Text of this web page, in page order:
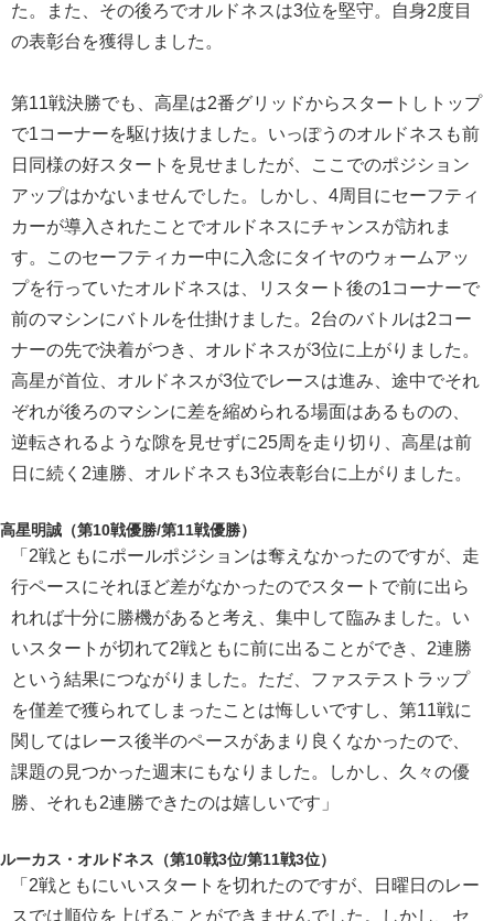
た。また、その後ろでオルドネスは3位を堅守。自身2度目
の表彰台を獲得しました。
第11戦決勝でも、高星は2番グリッドからスタートしトップ
で1コーナーを駆け抜けました。いっぽうのオルドネスも前
日同様の好スタートを見せましたが、ここでのポジション
アップはかないませんでした。しかし、4周目にセーフティ
カーが導入されたことでオルドネスにチャンスが訪れま
す。このセーフティカー中に入念にタイヤのウォームアッ
プを行っていたオルドネスは、リスタート後の1コーナーで
前のマシンにバトルを仕掛けました。2台のバトルは2コー
ナーの先で決着がつき、オルドネスが3位に上がりました。
高星が首位、オルドネスが3位でレースは進み、途中でそれ
ぞれが後ろのマシンに差を縮められる場面はあるものの、
逆転されるような隙を見せずに25周を走り切り、高星は前
日に続く2連勝、オルドネスも3位表彰台に上がりました。
高星明誠（第10戦優勝/第11戦優勝）
「2戦ともにポールポジションは奪えなかったのですが、走
行ペースにそれほど差がなかったのでスタートで前に出ら
れれば十分に勝機があると考え、集中して臨みました。い
いスタートが切れて2戦ともに前に出ることができ、2連勝
という結果につながりました。ただ、ファステストラップ
を僅差で獲られてしまったことは悔しいですし、第11戦に
関してはレース後半のペースがあまり良くなかったので、
課題の見つかった週末にもなりました。しかし、久々の優
勝、それも2連勝できたのは嬉しいです」
ルーカス・オルドネス（第10戦3位/第11戦3位）
「2戦ともにいいスタートを切れたのですが、日曜日のレー
スでは順位を上げることができませんでした。しかし、セ